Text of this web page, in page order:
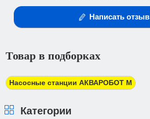
Написать отзыв
Товар в подборках
Насосные станции АКВАРОБОТ М
Категории